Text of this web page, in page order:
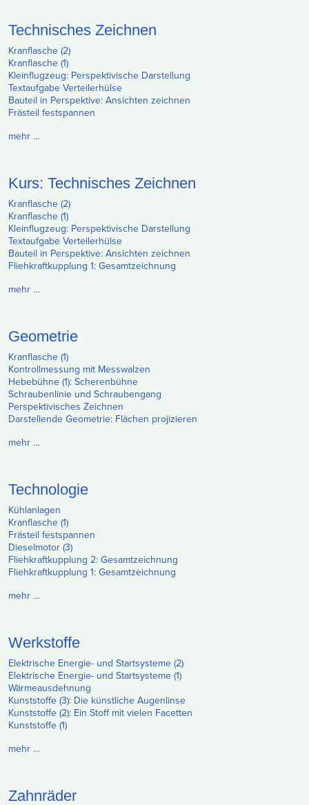
Technisches Zeichnen
Kranflasche (2)
Kranflasche (1)
Kleinflugzeug: Perspektivische Darstellung
Textaufgabe Verteilerhülse
Bauteil in Perspektive: Ansichten zeichnen
Frästeil festspannen
mehr …
Kurs: Technisches Zeichnen
Kranflasche (2)
Kranflasche (1)
Kleinflugzeug: Perspektivische Darstellung
Textaufgabe Verteilerhülse
Bauteil in Perspektive: Ansichten zeichnen
Fliehkraftkupplung 1: Gesamtzeichnung
mehr …
Geometrie
Kranflasche (1)
Kontrollmessung mit Messwalzen
Hebebühne (1): Scherenbühne
Schraubenlinie und Schraubengang
Perspektivisches Zeichnen
Darstellende Geometrie: Flächen projizieren
mehr …
Technologie
Kühlanlagen
Kranflasche (1)
Frästeil festspannen
Dieselmotor (3)
Fliehkraftkupplung 2: Gesamtzeichnung
Fliehkraftkupplung 1: Gesamtzeichnung
mehr …
Werkstoffe
Elektrische Energie- und Startsysteme (2)
Elektrische Energie- und Startsysteme (1)
Wärmeausdehnung
Kunststoffe (3): Die künstliche Augenlinse
Kunststoffe (2): Ein Stoff mit vielen Facetten
Kunststoffe (1)
mehr …
Zahnräder